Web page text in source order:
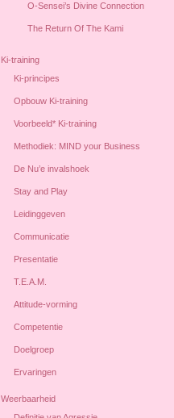
O-Sensei’s Divine Connection
The Return Of The Kami
Ki-training
Ki-principes
Opbouw Ki-training
Voorbeeld* Ki-training
Methodiek: MIND your Business
De Nu’e invalshoek
Stay and Play
Leidinggeven
Communicatie
Presentatie
T.E.A.M.
Attitude-vorming
Competentie
Doelgroep
Ervaringen
Weerbaarheid